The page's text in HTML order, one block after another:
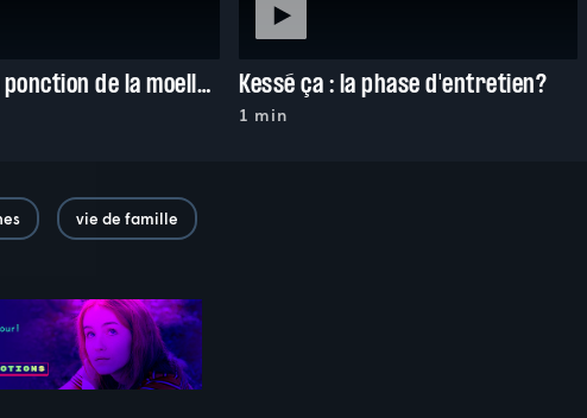
Kessé ça : la ponction de la moelle osseuse? Kessé ça : la phase d'entretien?
1 min
vie de famille